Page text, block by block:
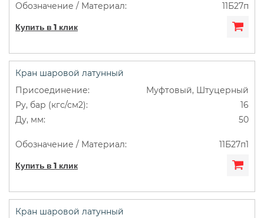
11Б27п
Купить в 1 клик
Кран шаровой латунный
Муфтовый, Штуцерный
16
50
11Б27п1
Купить в 1 клик
Кран шаровой латунный